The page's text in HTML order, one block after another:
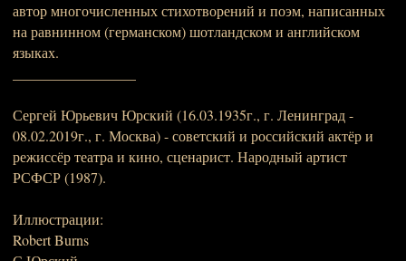
автор многочисленных стихотворений и поэм, написанных
на равнинном (германском) шотландском и английском
языках.
Сергей Юрьевич Юрский (16.03.1935г., г. Ленинград -
08.02.2019г., г. Москва) - советский и российский актёр и
режиссёр театра и кино, сценарист. Народный артист
РСФСР (1987).
Иллюстрации:
Robert Burns